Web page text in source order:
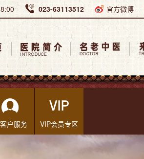
官方微博
023-63113512
户服务 VIP会员专区